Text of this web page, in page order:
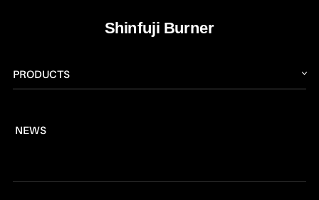
PRODUCTS
燃料
ロウ材
NEWS